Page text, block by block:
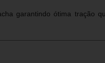
garantindo ótima tração